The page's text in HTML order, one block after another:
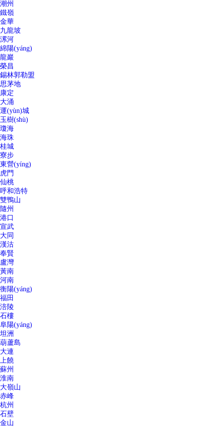
潮州
鐵嶺
金華
九龍坡
漯河
綿陽(yáng)
龍巖
榮昌
錫林郭勒盟
思茅地
康定
大涌
運(yùn)城
玉樹(shù)
瓊海
海珠
桂城
寮步
東營(yíng)
虎門
仙桃
呼和浩特
雙鴨山
隨州
港口
宣武
大同
漢沽
奉賢
盧灣
黃南
河南
衡陽(yáng)
福田
涪陵
石樓
阜陽(yáng)
坦洲
葫蘆島
大連
上饒
蘇州
淮南
大嶺山
赤峰
杭州
石壁
金山